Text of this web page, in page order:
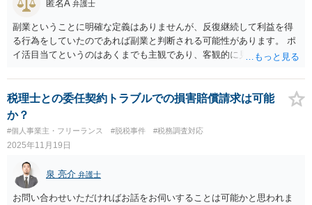
匿名A 弁護士
副業ということに明確な定義はありませんが、反復継続して利益を得
る行為をしていたのであれば副業と判断される可能性があります。 ポ
イ活目当てというのはあくまでも主観であり、客観的に見た場合、副
いる部分についてはどうしようもありません。懲戒処分を受けるリス
クを負ってまで今後続けるのかどうかは慎重に判断されてください。
税理士との委任契約トラブルでの損害賠償請求は可能
か？
#個人事業主・フリーランス #脱税事件 #税務調査対応
2025年11月19日
泉 亮介 弁護士
お問い合わせいただければお話をお伺いすることは可能かと思われま